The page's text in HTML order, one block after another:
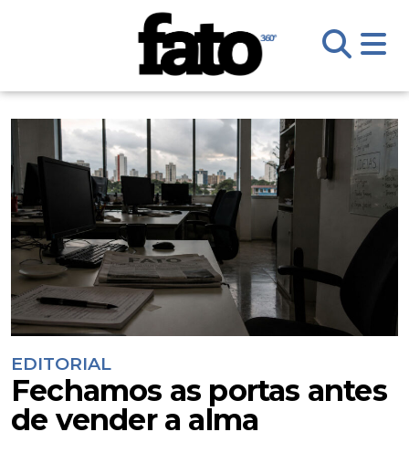
EDITORIAL
Fechamos as portas antes
de vender a alma